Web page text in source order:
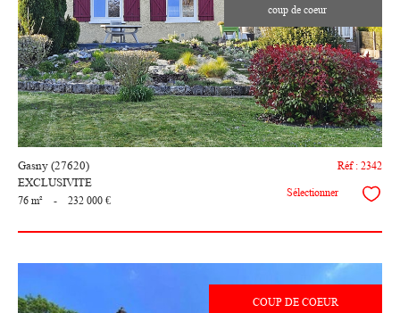
coup de coeur
bien
Gasny (27620)
EXCLUSIVITE
Réf : 2342
76 m² - 232 000 €
Sélectionner
COUP DE COEUR